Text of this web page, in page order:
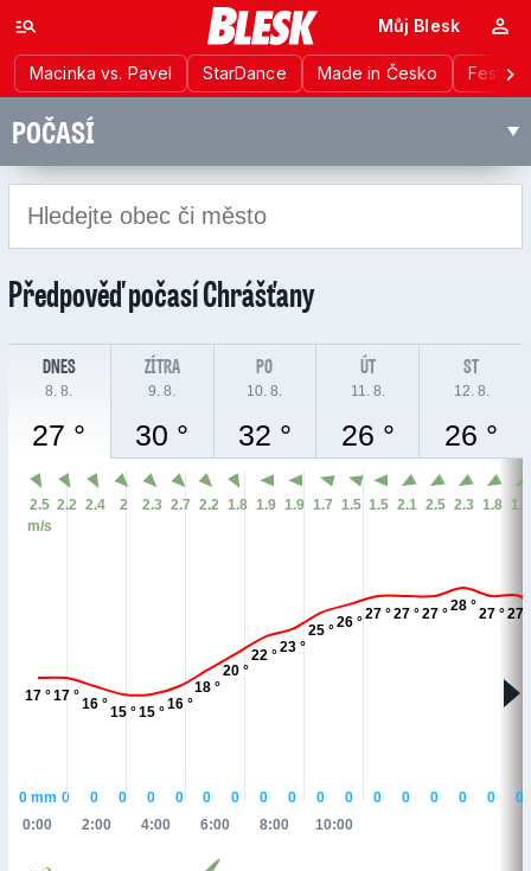
Macinka vs. Pavel StarDance Made in Česko
Můj Blesk
POČASÍ
Předpověď počasíChrášťany
DNES
8. 8.
27 °
ZÍTRA
9. 8.
30 °
PO
10. 8.
32 °
ÚT
11. 8.
26 °
ST
12. 8.
26 °
17 °17 °16 °15 °15 °16 °
18 °
20 °
22 °23 °
25 °26 °27 °27 °27 °28 °27 °27
0:00 2:00 4:00 6:00 8:00 10:00
0mm 0 0 0 0 0 0 0 0 0 0 0 0 0 0 0 0 0
2.5
m/s
2.2 2.4 2 2.3 2.7 2.2 1.8 1.9 1.9 1.7 1.5 1.5 2.1 2.5 2.3 1.8 1.9